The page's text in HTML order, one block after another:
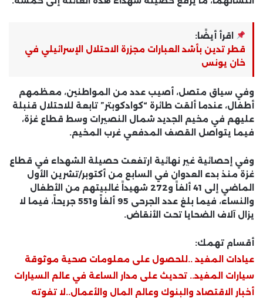
اقرأ أيضًا:
قطر تدين بأشد العبارات مجزرة الاحتلال الإسرائيلي في
خان يونس
وفي سياق متصل، أصيب عدد من المواطنين، معظمهم
أطفال، عندما ألقت طائرة “كوادكوبتر” تابعة للاحتلال قنبلة
عليهم في مخيم الجديد شمال النصيرات وسط قطاع غزة،
فيما يتواصل القصف المدفعي غرب المخيم.
وفي إحصائية غير نهائية ارتفعت حصيلة الشهداء في قطاع
غزة منذ بدء العدوان في السابع من أكتوبر/تشرين الأول
الماضي إلى 41 ألفاً و272 شهيداً غالبيتهم من الأطفال
والنساء، فيما بلغ عدد الجرحى 95 ألفاً و551 جريحاً، فيما لا
يزال آلاف الضحايا تحت الأنقاض.
أقسام تهمك:
عيادات المفيد ..للحصول على معلومات صحية موثوقة
سيارات المفيد.. تحديث على مدار الساعة في عالم السيارات
أخبار الاقتصاد والبنوك وعالم المال والأعمال..لا تفوته